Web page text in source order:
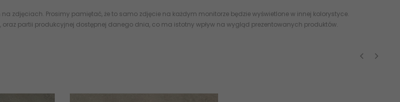
zdjęciach. Prosimy pamiętać, że to samo zdjęcie na każdym monitorze będzie wyświetlone w innej kolorystyce.
partii produkcyjnej dostępnej danego dnia, co ma istotny wpływ na wygląd prezentowanych produktów.